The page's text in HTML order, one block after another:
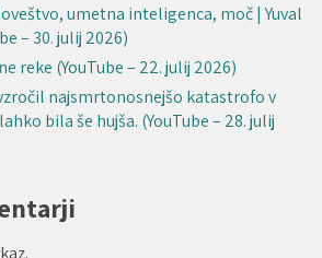
umetna inteligenca, moč | Yuval
– 30. julij 2026)
reke (YouTube – 22. julij 2026)
najsmrtonosnejšo katastrofo v
bila še hujša. (YouTube – 28. julij